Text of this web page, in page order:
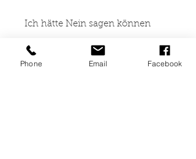
Ich hätte Nein sagen können
Beltz & Gelberg Weinheim -
Basel, 2000
Phone Email Facebook